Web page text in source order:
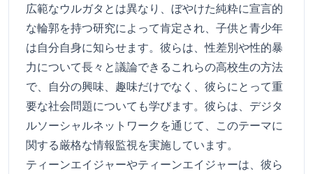
広範なウルガタとは異なり、ぼやけた純粋に宣言的
な輪郭を持つ研究によって肯定され、子供と青少年
は自分自身に知らせます。彼らは、性差別や性的暴
力について長々と議論できるこれらの高校生の方法
で、自分の興味、趣味だけでなく、彼らにとって重
要な社会問題についても学びます。彼らは、デジタ
ルソーシャルネットワークを通じて、このテーマに
関する厳格な情報監視を実施しています。
ティーンエイジャーやティーンエイジャーは、彼ら